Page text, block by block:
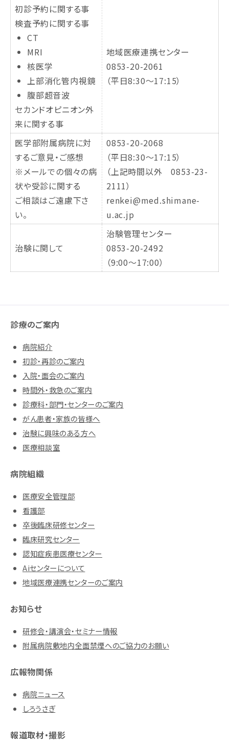
初診予約に関する事
検査予約に関する事
CT
MRI
核医学
上部消化管内視鏡
腹部超音波
セカンドオピニオン外
来に関する事
地域医療連携センター
0853-20-2061
（平日8:30～17:15）
医学部附属病院に対
するご意見・ご感想
※メールでの個々の病
状や受診に関する
ご相談はご遠慮下さ
い。
0853-20-2068
（平日8:30～17:15）
（上記時間以外 0853-23-
2111）
renkei@med.shimane-
u.ac.jp
治験に関して
治験管理センター
0853-20-2492
（9:00～17:00）
診療のご案内
病院紹介
初診・再診のご案内
入院・面会のご案内
時間外・救急のご案内
診療科・部門・センターのご案内
がん患者・家族の皆様へ
治験に興味のある方へ
医療相談室
病院組織
医療安全管理部
看護部
卒後臨床研修センター
臨床研究センター
認知症疾患医療センター
Aiセンターについて
地域医療連携センターのご案内
お知らせ
研修会・講演会・セミナー情報
附属病院敷地内全面禁煙へのご協力のお願い
広報物関係
病院ニュース
しろうさぎ
報道取材・撮影